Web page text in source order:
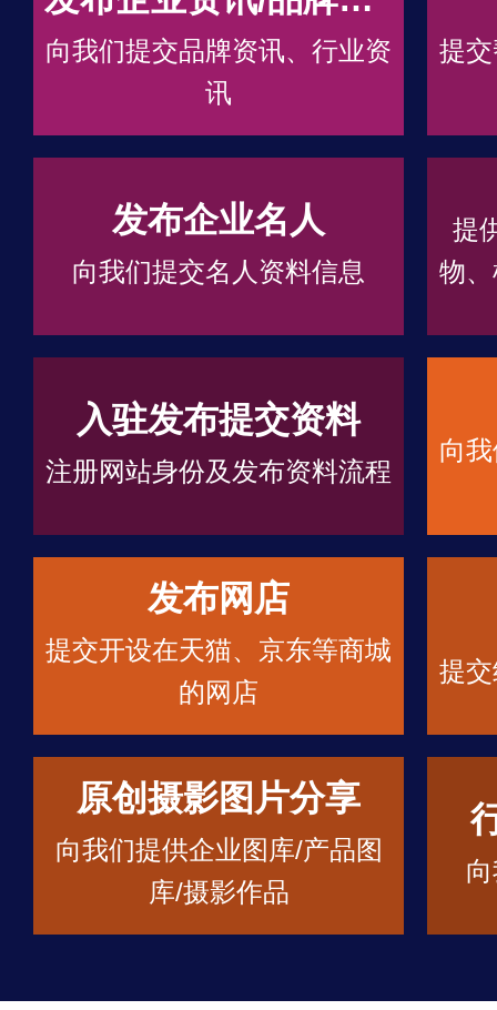
向我们提交品牌资讯、行业资
讯
提
发布企业名人
向我们提交名人资料信息
提
物
入驻发布提交资料
注册网站身份及发布资料流程
向
发布网店
提交开设在天猫、京东等商城
的网店
提
原创摄影图片分享
向我们提供企业图库/产品图
库/摄影作品